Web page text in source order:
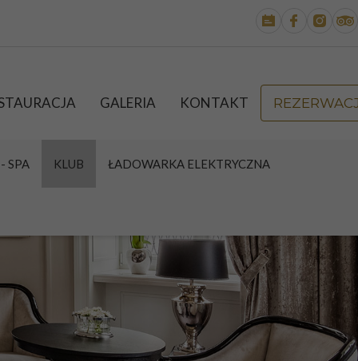
GALERIA KONTAKT
SPA KLUB ŁADOWARKA ELEKTRYCZNA